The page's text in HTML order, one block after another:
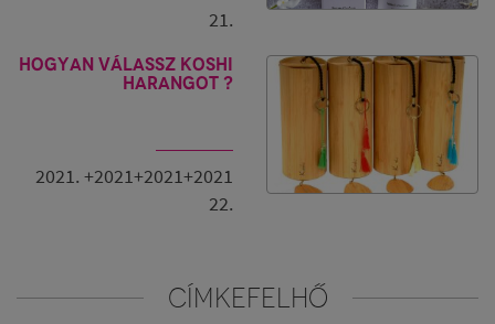
21.
Hogyan válassz Koshi
harangot ?
2021. +2021+2021+2021
22.
CÍMKEFELHŐ